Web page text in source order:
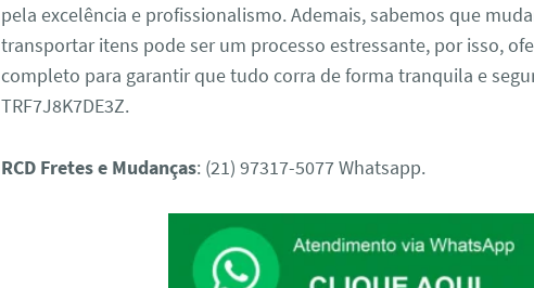
pela excelência e profissionalismo. Ademais, sabemos que
transportar itens pode ser um processo estressante, por isso,
completo para garantir que tudo corra de forma tranquila e
TRF7J8K7DE3Z.
RCD Fretes e Mudanças: (21) 97317-5077 Whatsapp.